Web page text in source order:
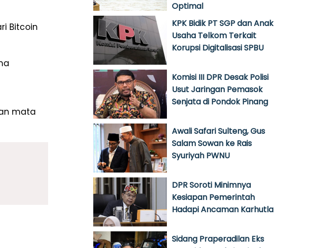
Bitcoin
mata
Optimal
KPK Bidik PT SGP dan Anak
Usaha Telkom Terkait
Korupsi Digitalisasi SPBU
Komisi III DPR Desak Polisi
Usut Jaringan Pemasok
Senjata di Pondok Pinang
Awali Safari Sulteng, Gus
Salam Sowan ke Rais
Syuriyah PWNU
DPR Soroti Minimnya
Kesiapan Pemerintah
Hadapi Ancaman Karhutla
Sidang Praperadilan Eks